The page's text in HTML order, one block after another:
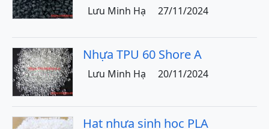
Lưu Minh Hạ 27/11/2024
Nhựa TPU 60 Shore A
Lưu Minh Hạ 20/11/2024
Hạt nhựa sinh học PLA